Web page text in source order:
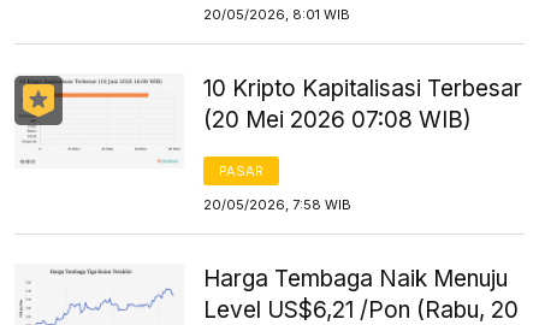
20/05/2026, 8:01 WIB
10 Kripto Kapitalisasi Terbesar
(20 Mei 2026 07:08 WIB)
PASAR
20/05/2026, 7:58 WIB
Harga Tembaga Naik Menuju
Level US$6,21 /Pon (Rabu, 20